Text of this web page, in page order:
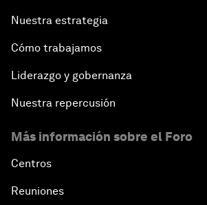
Nuestra estrategia
Cómo trabajamos
Liderazgo y gobernanza
Nuestra repercusión
Más información sobre el Foro
Centros
Reuniones